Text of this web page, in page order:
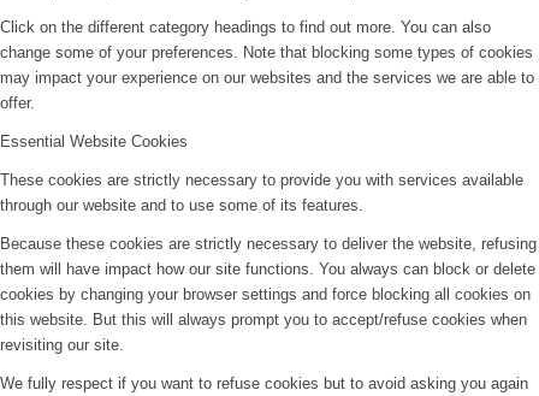
Click on the different category headings to find out more. You can also
change some of your preferences. Note that blocking some types of cookies
may impact your experience on our websites and the services we are able to
offer.
Essential Website Cookies
These cookies are strictly necessary to provide you with services available
through our website and to use some of its features.
Because these cookies are strictly necessary to deliver the website, refusing
them will have impact how our site functions. You always can block or delete
cookies by changing your browser settings and force blocking all cookies on
this website. But this will always prompt you to accept/refuse cookies when
revisiting our site.
We fully respect if you want to refuse cookies but to avoid asking you again